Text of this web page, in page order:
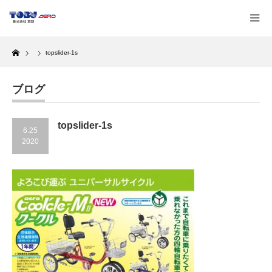
Home
topslider-1s
ブログ
6.25
2020
topslider-1s